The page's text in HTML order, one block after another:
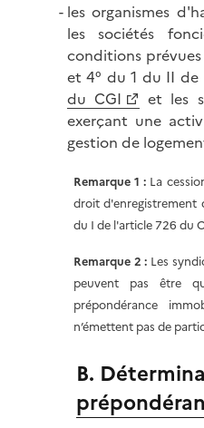
les organismes
les sociétés
conditions prévues
et 4° du 1 du II de
du CGI
et les
exerçant une
gestion de
Remarque 1 : La
droit d'enregistrement
du I de l'article 726 du
Remarque 2 : Les
peuvent pas être
prépondérance
n’émettent pas de
B.